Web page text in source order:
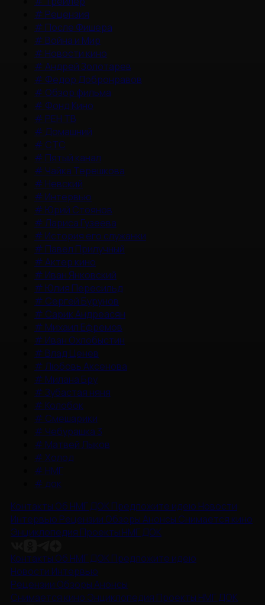
# Рецензия
# После Фишера
# Война и Мир
# Новости кино
#Андрей Золотарев
# Федор Добронравов
# Обзор фильма
# Фонд Кино
# РЕН ТВ
# Домашний
# СТС
# Пятый канал
# Чайка Терешкова
# Невский
# Интервью
# Юрий Стоянов
#Лариса Гузеева
# История его служанки
# Павел Прилучный
#Актер кино
# Иван Янковский
# Юлия Пересильд
# Сергей Бурунов
# Сарик Андреасян
# Михаил Ефремов
# Иван Охлобыстин
# Влад Ценев
#Любовь Аксенова
# Милана Бру
#Зубастая няня
# Колобок
# Смешарики
# Чебурашка 3
# Матвей Лыков
#Холод
# НМГ
# док
Контакты Об НМГ ДОКПредложите идею Новости
Интервью Рецензии ОбзорыАнонсы Снимается кино
Энциклопедия Проекты НМГ ДОК
Контакты Об НМГ ДОКПредложите идею
Новости Интервью
Рецензии ОбзорыАнонсы
Снимается кино Энциклопедия Проекты НМГ ДОК